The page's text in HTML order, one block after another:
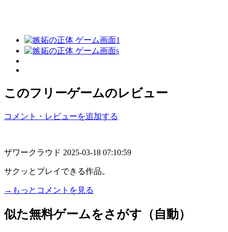
このフリーゲームのレビュー
コメント・レビューを追加する
ザワークラウド 2025-03-18 07:10:59
サクッとプレイできる作品。
→もっとコメントを見る
似た無料ゲームをさがす（自動）